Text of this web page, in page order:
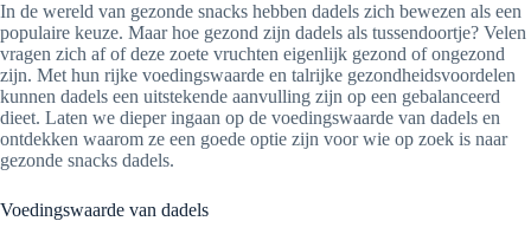
In de wereld van gezonde snacks hebben dadels zich bewezen als een
populaire keuze. Maar hoe gezond zijn dadels als tussendoortje? Velen
vragen zich af of deze zoete vruchten eigenlijk gezond of ongezond
zijn. Met hun rijke voedingswaarde en talrijke gezondheidsvoordelen
kunnen dadels een uitstekende aanvulling zijn op een gebalanceerd
dieet. Laten we dieper ingaan op de voedingswaarde van dadels en
ontdekken waarom ze een goede optie zijn voor wie op zoek is naar
gezonde snacks dadels.
Voedingswaarde van dadels